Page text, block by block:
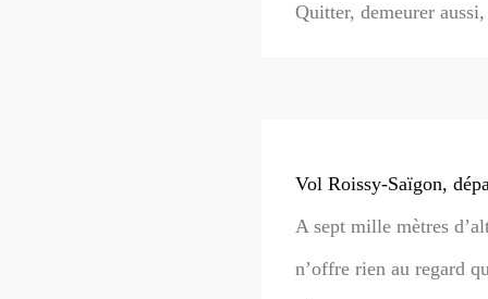
Quitter, demeurer
Vol Roissy-Saïgon,
A sept mille mètres
n’offre rien au regard